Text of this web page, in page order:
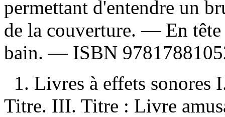
permettant d'entendre un
de la couverture. — En
bain. — ISBN
1. Livres à effets sonores
Titre. III. Titre : Livre